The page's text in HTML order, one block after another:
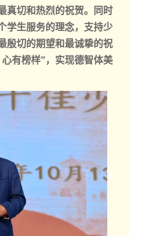
真切和热烈的祝贺。同时
学生服务的理念，支持少
殷切的期望和最诚挚的祝
有榜样”，实现德智体美